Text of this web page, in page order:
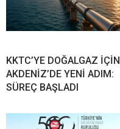
KKTC’YE DOĞALGAZ İÇİN
AKDENİZ’DE YENİ ADIM:
SÜREÇ BAŞLADI